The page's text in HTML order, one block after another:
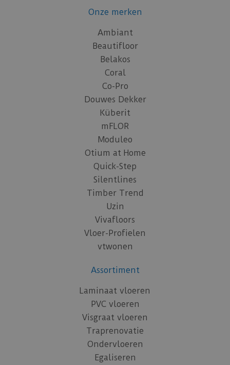
Onze merken
Ambiant
Beautifloor
Belakos
Coral
Co-Pro
Douwes Dekker
Küberit
mFLOR
Moduleo
Otium at Home
Quick-Step
Silentlines
Timber Trend
Uzin
Vivafloors
Vloer-Profielen
vtwonen
Assortiment
Laminaat vloeren
PVC vloeren
Visgraat vloeren
Traprenovatie
Ondervloeren
Egaliseren